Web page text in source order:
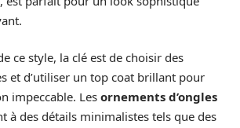
ce style, la clé est de choisir des
et d’utiliser un top coat brillant pour
impeccable. Les ornements d’ongles
à des détails minimalistes tels que des